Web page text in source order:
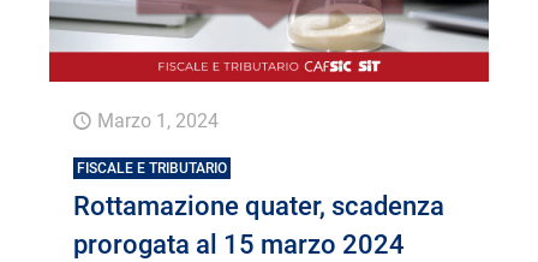
Marzo 1, 2024
FISCALE E TRIBUTARIO
Rottamazione quater, scadenza
prorogata al 15 marzo 2024